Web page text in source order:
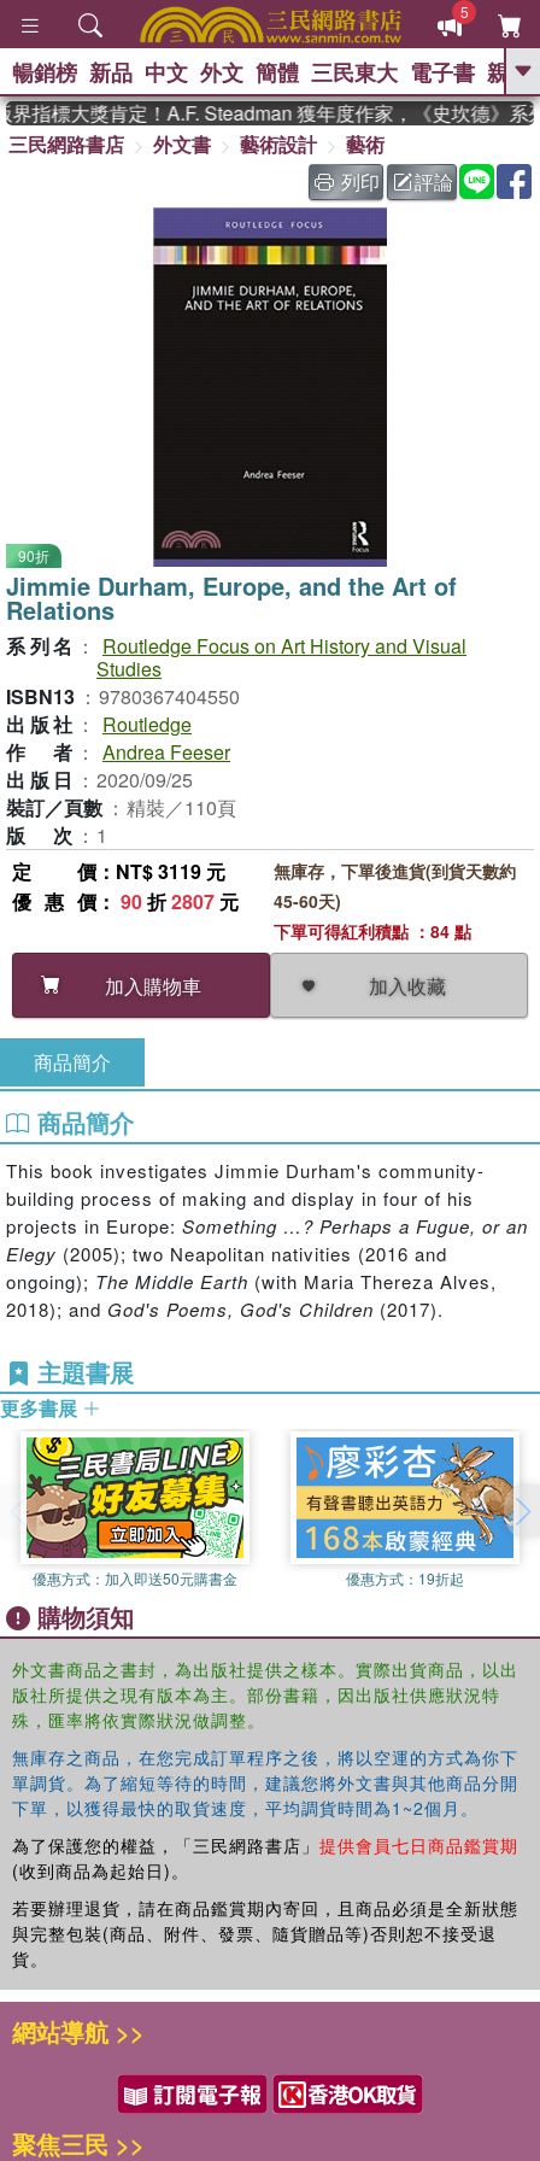
5
GO
熱搜： 東野圭吾 、
、 如果歷史是一群喵 、 暑期
國際布克獎 臺灣漫遊錄 、 方
念華 、 台灣的李登輝時代
孩：黎曼猜想 、 偉大的迷走神經
暢銷榜 新品 中文 外文 簡體 三民東大 電子書 親子
指標大獎肯定！A.F. Steadman 獲年度作家，《史坎德》系
三民網路書店
外文書 藝術設計
藝術
列印
評論
90折
Jimmie Durham, Europe, and the Art of
Relations
系列名 ：
Routledge Focus on Art History and Visual
Studies
ISBN13 ： 9780367404550
出版社 ：
Routledge
作者 ： Andrea Feeser
出版日 ： 2020/09/25
裝訂／頁數 ： 精裝／110頁
版次 ： 1
定價 ：NT$ 3119 元
優惠價 ： 90折2807 元
加入購物車 加入收藏
無庫存，下單後進貨(到貨天數約
45-60天)
下單可得紅利積點 ：84 點
商品簡介
商品簡介
This book investigates Jimmie Durham's community-
building process of making and display in four of his
projects in Europe: Something …? Perhaps a Fugue, or an
Elegy (2005); two Neapolitan nativities (2016 and
ongoing); The Middle Earth (with Maria Thereza Alves,
2018); and God's Poems, God's Children (2017).
主題書展
更多書展
優惠方式： 加入即送50元購書金 優惠方式： 19折起
購物須知
外文書商品之書封，為出版社提供之樣本。實際出貨商品，以出
版社所提供之現有版本為主。部份書籍，因出版社供應狀況特
殊，匯率將依實際狀況做調整。
無庫存之商品，在您完成訂單程序之後，將以空運的方式為你下
單調貨。為了縮短等待的時間，建議您將外文書與其他商品分開
下單，以獲得最快的取貨速度，平均調貨時間為1~2個月。
為了保護您的權益，「三民網路書店」 提供會員七日商品鑑賞期
(收到商品為起始日)。
若要辦理退貨，請在商品鑑賞期內寄回，且商品必須是全新狀態
與完整包裝(商品、附件、發票、隨貨贈品等)否則恕不接受退
貨。
網站導航 >>
聚焦三民 >>